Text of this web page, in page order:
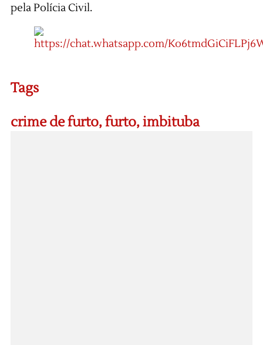
pela Polícia Civil.
Tags
crime de furto,furto,imbituba